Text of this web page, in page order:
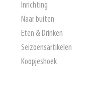
Inrichting
Naar buiten
Eten & Drinken
Seizoensartikelen
Koopjeshoek